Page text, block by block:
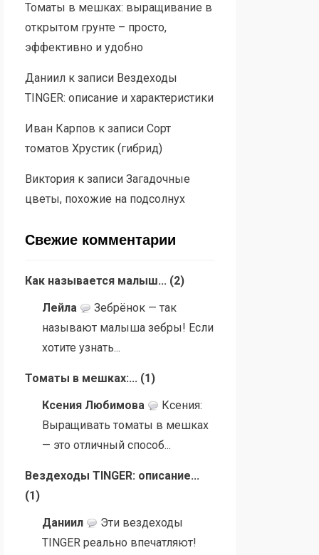
Томаты в мешках: выращивание в
открытом грунте – просто,
эффективно и удобно
Даниилк записи Вездеходы
TINGER: описание и характеристики
Иван Карпов к записи Сорт
томатов Хрустик (гибрид)
Викторияк записи Загадочные
цветы, похожие на подсолнух
Свежие комментарии
Как называется малыш... (2)
Лейла
Зебрёнок — так
называют малыша зебры! Если
хотите узнать...
Томаты в мешках:... (1)
Ксения Любимова
Ксения:
Выращивать томаты в мешках
— это отличный способ...
Вездеходы TINGER: описание...
(1)
Даниил
Эти вездеходы
TINGER реально впечатляют!